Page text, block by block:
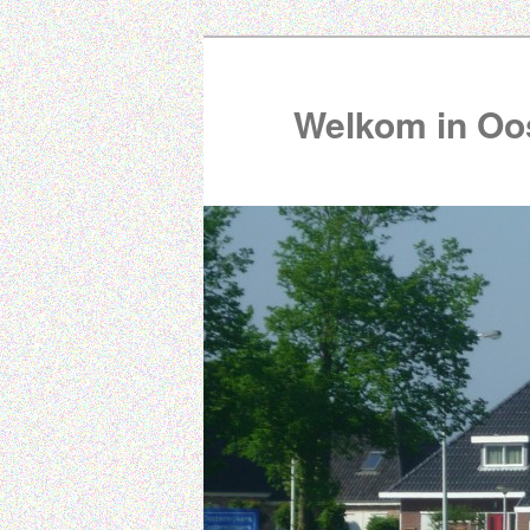
Welkom in
00:00
01:00
02:00
03:00